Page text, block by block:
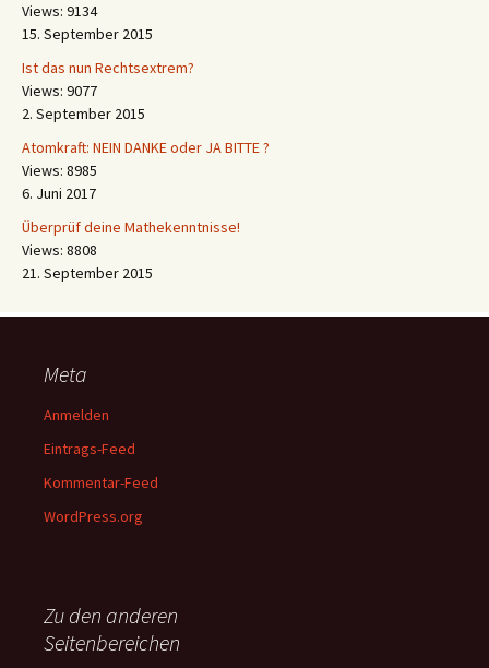
Views: 9134
15. September 2015
Ist das nun Rechtsextrem?
Views: 9077
2. September 2015
Atomkraft: NEIN DANKE oder JA BITTE ?
Views: 8985
6. Juni 2017
Überprüf deine Mathekenntnisse!
Views: 8808
21. September 2015
Meta
Anmelden
Eintrags-Feed
Kommentar-Feed
WordPress.org
Zu den anderen
Seitenbereichen